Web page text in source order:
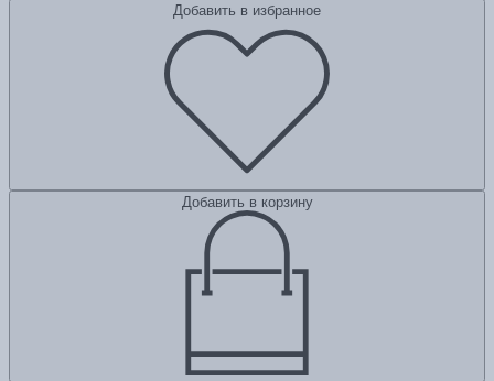
Добавить в избранное
Добавить в корзину